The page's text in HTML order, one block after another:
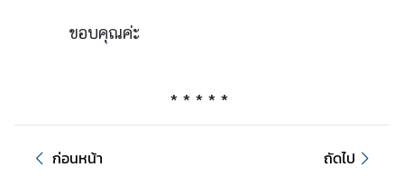
ขอบคุณค่ะ
* * * * *
ก่อนหน้า ถัดไป